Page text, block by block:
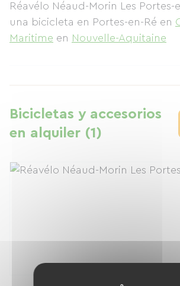
Réavélo Néaud-Morin Les Portes-
una bicicleta en Portes-en-Ré en
Maritime en Nouvelle-Aquitaine
Bicicletas y accesorios
en alquiler (1)